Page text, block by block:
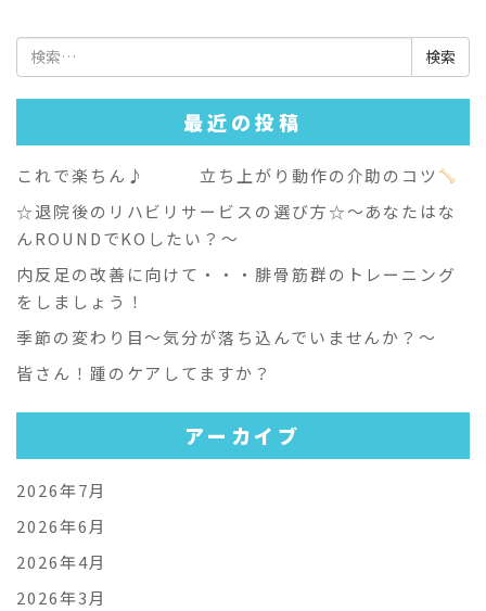
検
索:
最近の投稿
これで楽ちん♪ 立ち上がり動作の介助のコツ
☆退院後のリハビリサービスの選び方☆～あなたはな
んROUNDでKOしたい？～
内反足の改善に向けて・・・腓骨筋群のトレーニング
をしましょう！
季節の変わり目～気分が落ち込んでいませんか？～
皆さん！踵のケアしてますか？
アーカイブ
2026年7月
2026年6月
2026年4月
2026年3月